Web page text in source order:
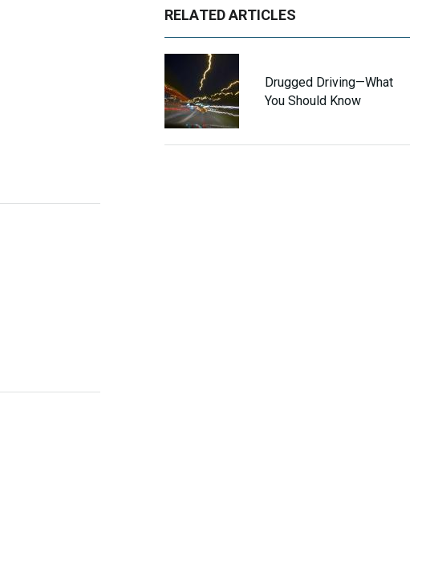
RELATED ARTICLES
Drugged Driving—What
You Should Know